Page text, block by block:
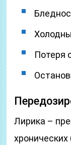
Потеря
Лирика –